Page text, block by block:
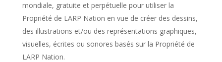
mondiale, gratuite et perpétuelle pour utiliser la
Propriété de LARP Nation en vue de créer des dessins,
des illustrations et/ou des représentations graphiques,
visuelles, écrites ou sonores basés sur la Propriété de
LARP Nation.